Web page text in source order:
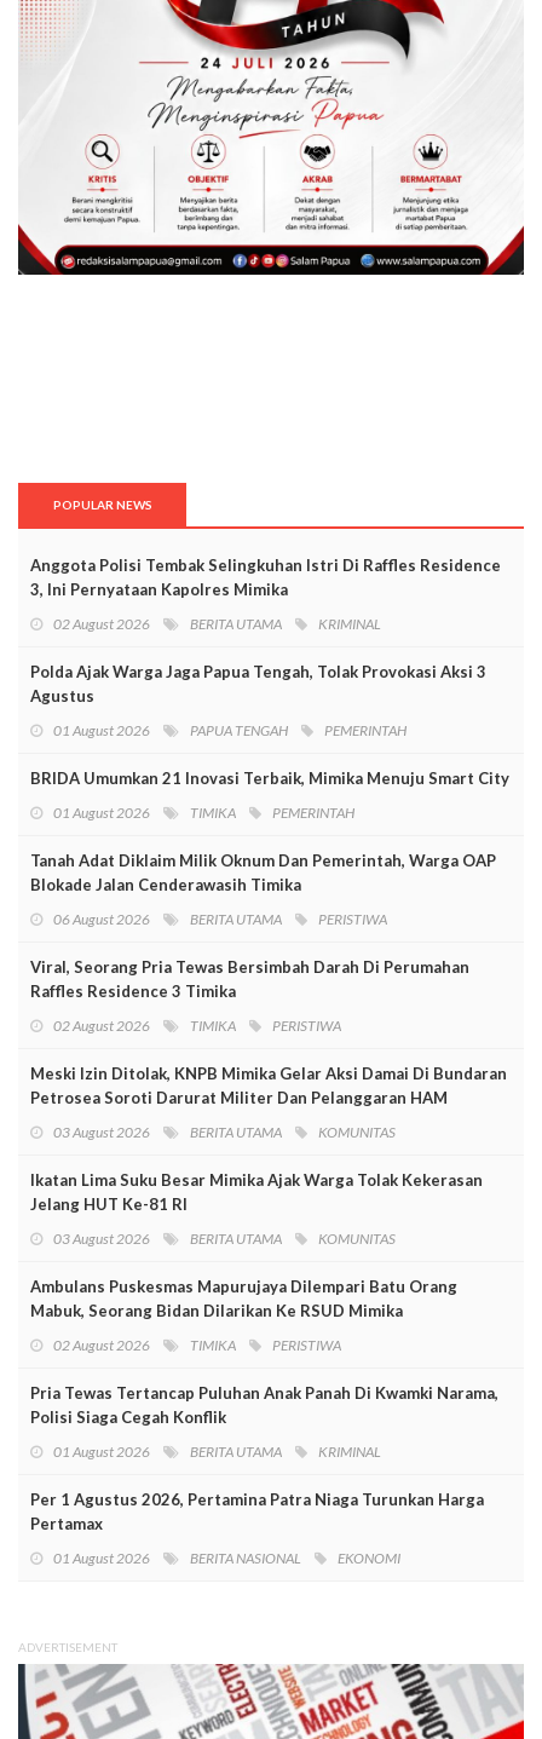
POPULAR NEWS
Anggota Polisi Tembak Selingkuhan Istri Di Raffles Residence
3, Ini Pernyataan Kapolres Mimika
02 August 2026 BERITA UTAMA KRIMINAL
Polda Ajak Warga Jaga Papua Tengah, Tolak Provokasi Aksi 3
Agustus
01 August 2026 PAPUA TENGAH PEMERINTAH
BRIDA Umumkan 21 Inovasi Terbaik, Mimika Menuju Smart City
01 August 2026 TIMIKA PEMERINTAH
Tanah Adat Diklaim Milik Oknum Dan Pemerintah, Warga OAP
Blokade Jalan Cenderawasih Timika
06 August 2026 BERITA UTAMA PERISTIWA
Viral, Seorang Pria Tewas Bersimbah Darah Di Perumahan
Raffles Residence 3 Timika
02 August 2026 TIMIKA PERISTIWA
Meski Izin Ditolak, KNPB Mimika Gelar Aksi Damai Di Bundaran
Petrosea Soroti Darurat Militer Dan Pelanggaran HAM
03 August 2026 BERITA UTAMA KOMUNITAS
Ikatan Lima Suku Besar Mimika Ajak Warga Tolak Kekerasan
Jelang HUT Ke-81 RI
03 August 2026 BERITA UTAMA KOMUNITAS
Ambulans Puskesmas Mapurujaya Dilempari Batu Orang
Mabuk, Seorang Bidan Dilarikan Ke RSUD Mimika
02 August 2026 TIMIKA PERISTIWA
Pria Tewas Tertancap Puluhan Anak Panah Di Kwamki Narama,
Polisi Siaga Cegah Konflik
01 August 2026 BERITA UTAMA KRIMINAL
Per 1 Agustus 2026, Pertamina Patra Niaga Turunkan Harga
Pertamax
01 August 2026 BERITA NASIONAL EKONOMI
ADVERTISEMENT